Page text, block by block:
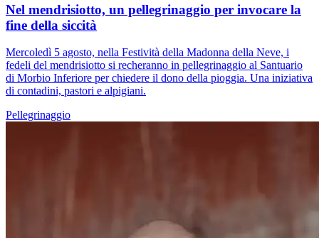
Nel mendrisiotto, un pellegrinaggio per invocare la
fine della siccità
Mercoledì 5 agosto, nella Festività della Madonna della Neve, i
fedeli del mendrisiotto si recheranno in pellegrinaggio al Santuario
di Morbio Inferiore per chiedere il dono della pioggia. Una iniziativa
di contadini, pastori e alpigiani.
Pellegrinaggio